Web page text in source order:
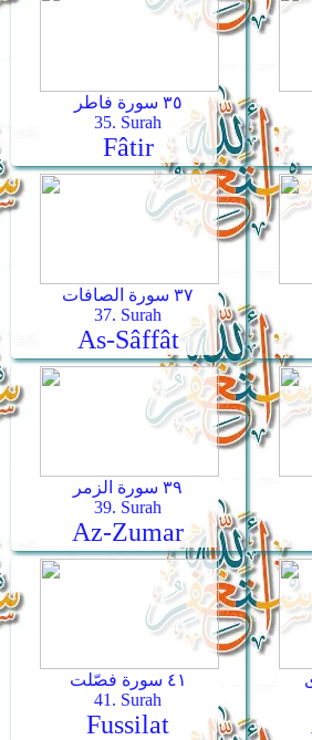
٣٥ سورة فاطر
35. Surah
Fâtir
٣٧ سورة الصافات
37. Surah
As-Sâffât
٣٩ سورة الزمر
39. Surah
Az-Zumar
٤١ سورة فصّلت
41. Surah
Fussilat